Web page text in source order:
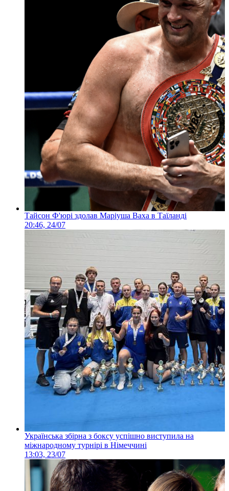
Тайсон Ф'юрі здолав Маріуша Ваха в Таїланді
20:46, 24/07
Українська збірна з боксу успішно виступила на
міжнародному турнірі в Німеччині
13:03, 23/07